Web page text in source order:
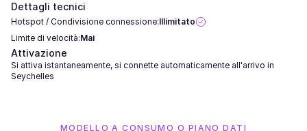
Dettagli tecnici
Hotspot / Condivisione connessione:Illimitato
Limite di velocità:Mai
Attivazione
Si attiva istantaneamente, si connette automaticamente all'arrivo in
Seychelles
MODELLO A CONSUMO O PIANO DATI